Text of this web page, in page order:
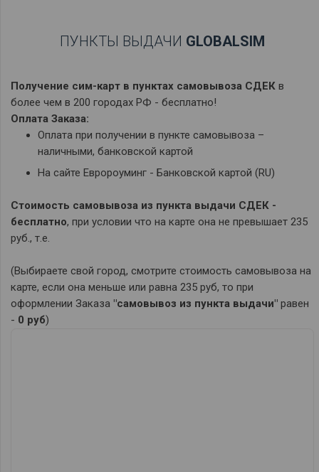
ПУНКТЫ ВЫДАЧИ GLOBALSIM
Получение сим-карт в пунктах самовывоза СДЕК в
более чем в 200 городах РФ - бесплатно!
Оплата Заказа:
Оплата при получении в пункте самовывоза –
наличными, банковской картой
На сайте Евророуминг - Банковской картой (RU)
Стоимость самовывоза из пункта выдачи СДЕК -
бесплатно, при условии что на карте она не превышает 235
руб., т.е.
(Выбираете свой город, смотрите стоимость самовывоза на
карте, если она меньше или равна 235 руб, то при
оформлении Заказа "самовывоз из пункта выдачи" равен
- 0 руб)